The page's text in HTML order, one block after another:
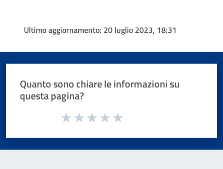
Ultimo aggiornamento: 20 luglio 2023, 18:31
Quanto sono chiare le informazioni su
questa pagina?
Valuta da 1 a 5 stelle la pagina